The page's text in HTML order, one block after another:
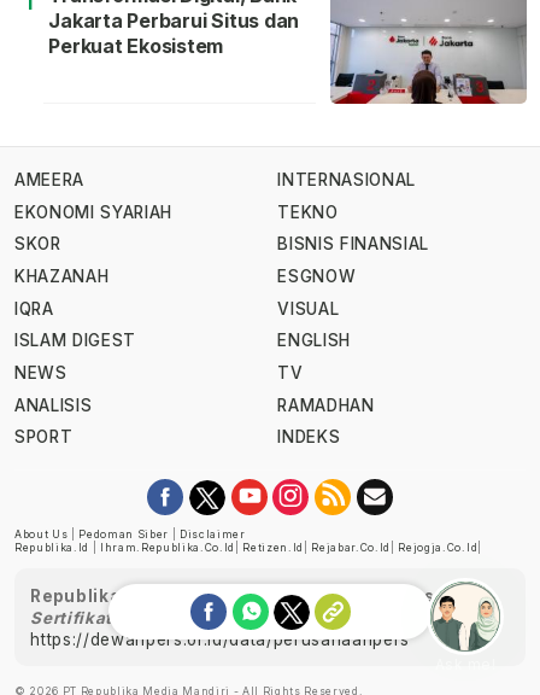
Jakarta Perbarui Situs dan
Perkuat Ekosistem
AMEERA
EKONOMI SYARIAH
SKOR
KHAZANAH
IQRA
ISLAM DIGEST
NEWS
ANALISIS
SPORT
INTERNASIONAL
TEKNO
BISNIS FINANSIAL
ESGNOW
VISUAL
ENGLISH
TV
RAMADHAN
INDEKS
About Us Pedoman Siber
Disclaimer
Republika.id
Ihram.republika.co.id Retizen.id Rejabar.co.id Rejogja.co.id
Republika telah diverifikasi oleh Dewan Pers
Sertifikat Nomor 1058/DP-Verifikasi/K/XII/2022
https://dewanpers.or.id/data/perusahaanpers
© 2026 PT Republika Media Mandiri - All Rights Reserved.